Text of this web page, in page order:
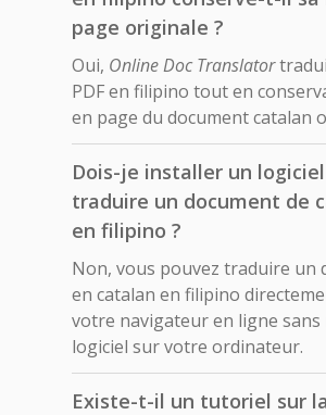
page originale ?
Oui, Online Doc Translator
PDF en filipino tout en
en page du document catalan
Dois-je installer un
traduire un document de
en filipino ?
Non, vous pouvez traduire un
en catalan en filipino
votre navigateur en ligne sans
logiciel sur votre ordinateur.
Existe-t-il un tutoriel sur